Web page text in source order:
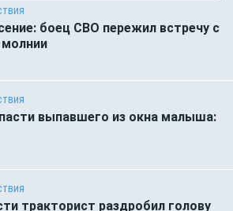
боец СВО пережил встречу с
выпавшего из окна малыша:
тракторист раздробил голову